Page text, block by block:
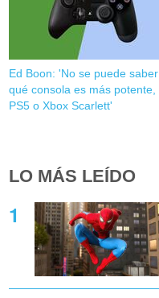
Ed Boon: 'No se puede saber
qué consola es más potente,
PS5 o Xbox Scarlett'
LO MÁS LEÍDO